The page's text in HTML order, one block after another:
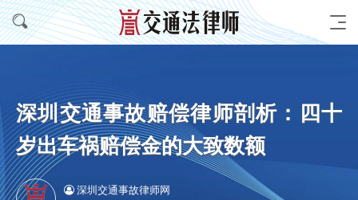
深圳交通事故赔偿律师剖析：四十
岁出车祸赔偿金的大致数额
深圳交通事故律师网